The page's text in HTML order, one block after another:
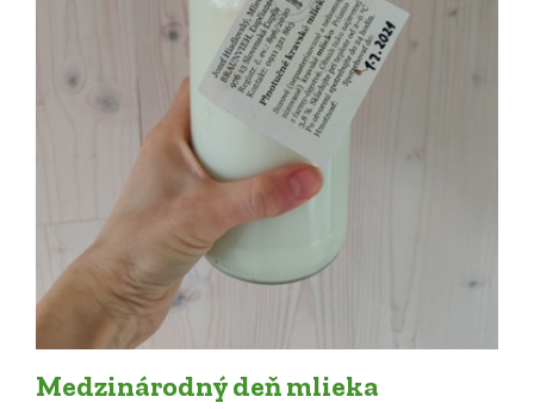
Medzinárodný deň mlieka